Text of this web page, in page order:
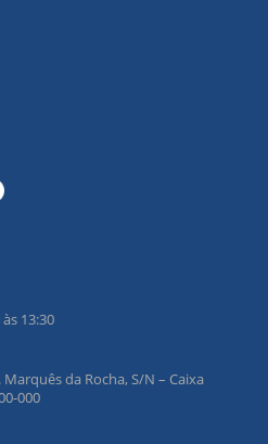
13:30
da Rocha, S/N – Caixa
000